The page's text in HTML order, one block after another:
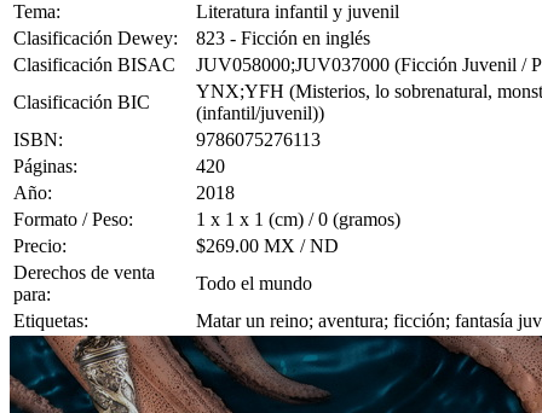
Tema:
Literatura infantil y juvenil
Clasificación Dewey:
823 - Ficción en inglés
Clasificación BISAC
JUV058000;JUV037000 (Ficción Juvenil /
Clasificación BIC
YNX;YFH (Misterios, lo sobrenatural,
(infantil/juvenil))
ISBN:
9786075276113
Páginas:
420
Año:
2018
Formato / Peso:
1 x 1 x 1 (cm) / 0 (gramos)
Precio:
$269.00 MX / ND
Derechos de venta
para:
Todo el mundo
Etiquetas:
Matar un reino; aventura; ficción; fantasía